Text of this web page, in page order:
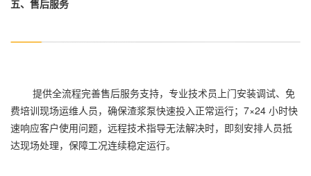
五、售后服务
提供全流程完善售后服务支持，专业技术员上门安装调试、免
费培训现场运维人员，确保渣浆泵快速投入正常运行；7×24 小时快
速响应客户使用问题，远程技术指导无法解决时，即刻安排人员抵
达现场处理，保障工况连续稳定运行。